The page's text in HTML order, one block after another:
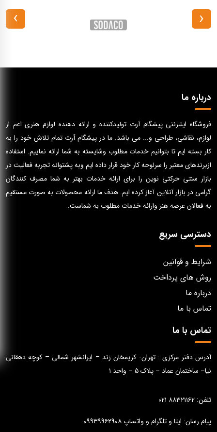
‹
›
درباره ما
فروشگاه اینترنتی پیشگام آرت تولیدکننده و ارائه دهنده لوازم هنری اعم از
لوازم، نقاشی، طراحی و... می باشد. ما در پیشگام آرت تمام تلاش خود را به
کار بسته ایم تا بتوانیم خدمات مطلوب وشایسته به شما ارائه نماییم. استفاده
ازبرندهای معتبر را سرلوحه کار خود قرار داده ایم وبه پشتوانه تجربه فعالیت در
بازار سنتی حرکتی نوین را برای ارائه خدمات بهتر به شما مصرف کنندگان
گرامی در بازار آنلاین آغاز کرده ایم. هدف ما ارائه محصولات به صورت مستقیم
به فعالان عرصه هنر وارائه خدمات مطلوب به شماست.
دسترسی سریع
شرایط و قوانین
روش های پرداخت
درباره ما
تماس با ما
تماس با ما
آدرس دفتر مرکزی : تهران- کریمخان زند – ایرانشهر شمالی – کوچه دهقانی
نیا– ساختمان عماد – پلاک ۵ – واحد ۱
تلفن: ۸۸۳۲۱۱۶۲ ۰۲۱
پیام رسان: ایتا و تلگرام و واتساپ ۰۹۹۳۹۹۶۲۹۰۸